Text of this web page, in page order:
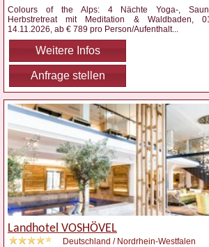
Colours of the Alps: 4 Nächte Yoga-,
Herbstretreat mit Meditation & Waldbaden,
14.11.2026, ab € 789 pro Person/Aufenthalt...
Weitere Infos
Anfrage stellen
Landhotel VOSHÖVEL
Deutschland / Nordrhein-Westfalen